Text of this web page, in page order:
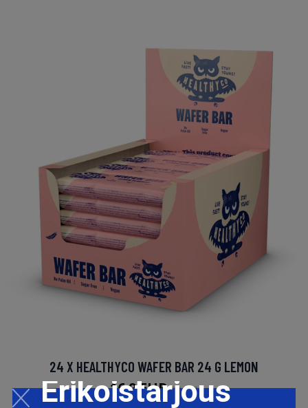
24 X HEALTHYCO WAFER BAR 24 G LEMON
16.9 EUR24 EUR
Erikoistarjous